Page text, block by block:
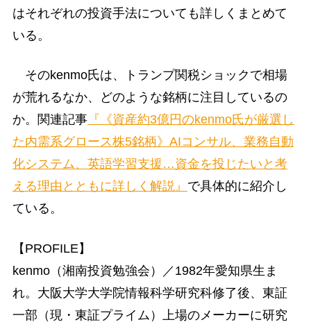
はそれぞれの投資手法についても詳しくまとめて
いる。
そのkenmo氏は、トランプ関税ショックで相場
が荒れるなか、どのような銘柄に注目しているの
か。関連記事『《資産約3億円のkenmo氏が厳選し
た内需系グロース株5銘柄》AIコンサル、業務自動
化システム、英語学習支援…資金を投じたいと考
える理由とともに詳しく解説』 で具体的に紹介し
ている。
【PROFILE】
kenmo（湘南投資勉強会）／1982年愛知県生ま
れ。大阪大学大学院情報科学研究科修了後、東証
一部（現・東証プライム）上場のメーカーに研究